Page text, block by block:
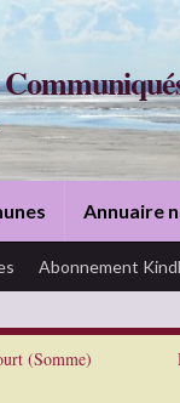
Annuaire
Abonnement
(Somme)